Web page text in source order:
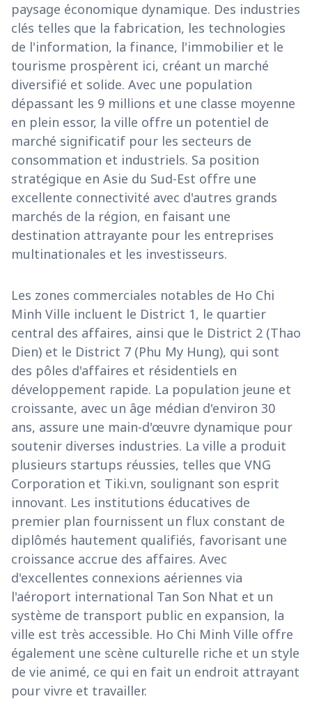
paysage économique dynamique. Des industries
clés telles que la fabrication, les technologies
de l'information, la finance, l'immobilier et le
tourisme prospèrent ici, créant un marché
diversifié et solide. Avec une population
dépassant les 9 millions et une classe moyenne
en plein essor, la ville offre un potentiel de
marché significatif pour les secteurs de
consommation et industriels. Sa position
stratégique en Asie du Sud-Est offre une
excellente connectivité avec d'autres grands
marchés de la région, en faisant une
destination attrayante pour les entreprises
multinationales et les investisseurs.
Les zones commerciales notables de Ho Chi
Minh Ville incluent le District 1, le quartier
central des affaires, ainsi que le District 2 (Thao
Dien) et le District 7 (Phu My Hung), qui sont
des pôles d'affaires et résidentiels en
développement rapide. La population jeune et
croissante, avec un âge médian d'environ 30
ans, assure une main-d'œuvre dynamique pour
soutenir diverses industries. La ville a produit
plusieurs startups réussies, telles que VNG
Corporation et Tiki.vn, soulignant son esprit
innovant. Les institutions éducatives de
premier plan fournissent un flux constant de
diplômés hautement qualifiés, favorisant une
croissance accrue des affaires. Avec
d'excellentes connexions aériennes via
l'aéroport international Tan Son Nhat et un
système de transport public en expansion, la
ville est très accessible. Ho Chi Minh Ville offre
également une scène culturelle riche et un style
de vie animé, ce qui en fait un endroit attrayant
pour vivre et travailler.